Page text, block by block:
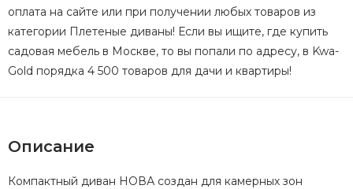
оплата на сайте или при получении любых товаров из
категории Плетеные диваны! Если вы ищите, где купить
садовая мебель в Москве, то вы попали по адресу, в Kwa-
Gold порядка 4 500 товаров для дачи и квартиры!
Описание
Компактный диван НОВА создан для камерных зон